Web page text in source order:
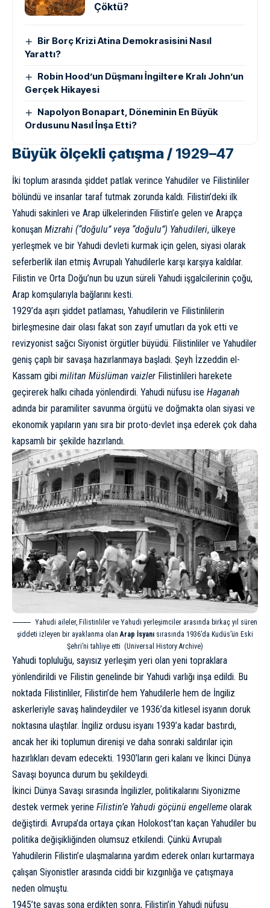
Çöktü?
Bir Borç Krizi Atina Demokrasisini Nasıl
Yarattı?
Robin Hood’un Düşmanı İngiltere Kralı John’un
Gerçek Hikayesi
Napolyon Bonapart, Döneminin En Büyük
Ordusunu Nasıl İnşa Etti?
Büyük ölçekli çatışma / 1929–47
İki toplum arasında şiddet patlak verince Yahudiler ve Filistinliler
bölündü ve insanlar taraf tutmak zorunda kaldı. Filistin’deki ilk
Yahudi sakinleri ve Arap ülkelerinden Filistin’e gelen ve Arapça
konuşan Mizrahi (“doğulu” veya “doğulu”) Yahudileri, ülkeye
yerleşmek ve bir Yahudi devleti kurmak için gelen, siyasi olarak
seferberlik ilan etmiş Avrupalı ​​Yahudilerle karşı karşıya kaldılar.
Filistin ve Orta Doğu’nun bu uzun süreli Yahudi işgalcilerinin çoğu,
Arap komşularıyla bağlarını kesti.
1929’da aşırı şiddet patlaması, Yahudilerin ve Filistinlilerin
birleşmesine dair olası fakat son zayıf umutları da yok etti ve
revizyonist sağcı Siyonist örgütler büyüdü. Filistinliler ve Yahudiler
geniş çaplı bir savaşa hazırlanmaya başladı. Şeyh İzzeddin el-
Kassam gibi militan Müslüman vaizler Filistinlileri harekete
geçirerek halkı cihada yönlendirdi. Yahudi nüfusu ise Haganah
adında bir paramiliter savunma örgütü ve doğmakta olan siyasi ve
ekonomik yapıların yanı sıra bir proto-devlet inşa ederek çok daha
kapsamlı bir şekilde hazırlandı.
Yahudi aileler, Filistinliler ve Yahudi yerleşimciler arasında birkaç yıl süren
şiddeti izleyen bir ayaklanma olan Arap İsyanı sırasında 1936’da Kudüs’ün Eski
Şehri’ni tahliye etti (Universal History Archive)
Yahudi topluluğu, sayısız yerleşim yeri olan yeni topraklara
yönlendirildi ve Filistin genelinde bir Yahudi varlığı inşa edildi. Bu
noktada Filistinliler, Filistin’de hem Yahudilerle hem de İngiliz
askerleriyle savaş halindeydiler ve 1936’da kitlesel isyanın doruk
noktasına ulaştılar. İngiliz ordusu isyanı 1939’a kadar bastırdı,
ancak her iki toplumun direnişi ve daha sonraki saldırılar için
hazırlıkları devam edecekti. 1930’ların geri kalanı ve İkinci Dünya
Savaşı boyunca durum bu şekildeydi.
İkinci Dünya Savaşı sırasında İngilizler, politikalarını Siyonizme
destek vermek yerine Filistin’e Yahudi göçünü engelleme olarak
değiştirdi. Avrupa’da ortaya çıkan Holokost’tan kaçan Yahudiler bu
politika değişikliğinden olumsuz etkilendi. Çünkü Avrupalı ​​
Yahudilerin Filistin’e ulaşmalarına yardım ederek onları kurtarmaya
çalışan Siyonistler arasında ciddi bir kızgınlığa ve çatışmaya
neden olmuştu.
1945’te savaş sona erdikten sonra, Filistin’in Yahudi nüfusu